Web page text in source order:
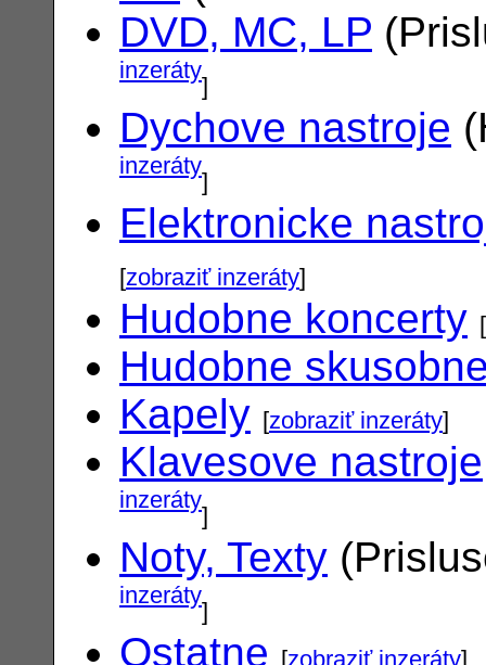
DVD, MC, LP
inzeráty]
Dychove nastroje
inzeráty]
Elektronicke
[zobraziť inzeráty]
Hudobne koncerty [
Hudobne
Kapely [zobraziť inzeráty]
Klavesove nastroje
inzeráty]
Noty, Texty
inzeráty]
Ostatne [zobraziť inzeráty]